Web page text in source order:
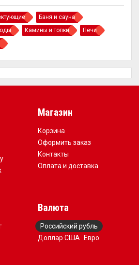
Баня и сауна
Камины и топки
Печи
Магазин
Корзина
Оформить заказ
Контакты
Оплата и доставка
Валюта
Российский рубль
Доллар США
Евро